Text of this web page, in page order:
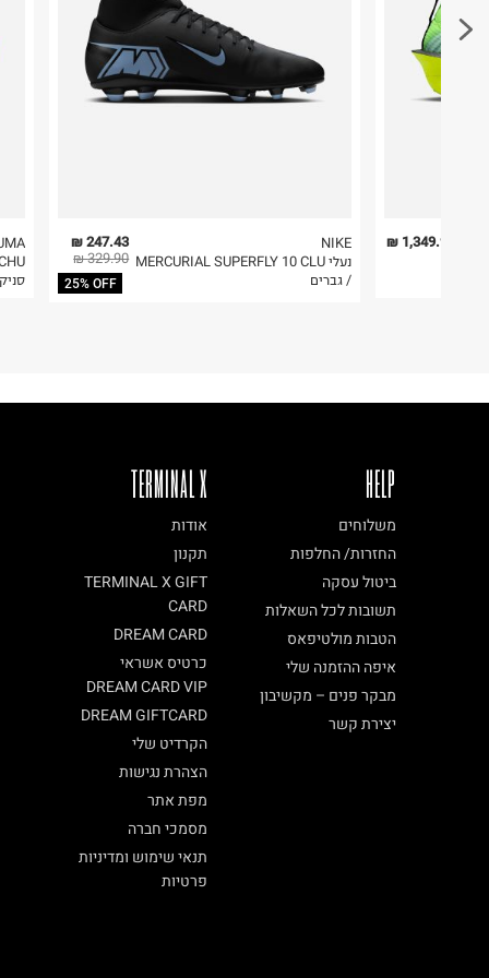
3. מוצרי טיפוח ניתן להחזיר סגורים באריזתם
לייבש הפוך ובצל
אין לייבש במכונת ייבוש
אסור לגהץ
בית פוקס-רח' החרמון
קריית שדה התעופה
ח.פ. 515722536
247.43 ₪
329.90 ₪
25% OFF
NIKE
נעלי MERCURIAL SUPERFLY 10 CLU
/ גברים
1,349.90 ₪
TERMINAL X
אודות
תקנון
TERMINAL X GIFT
CARD
DREAM CARD
כרטיס אשראי
DREAM CARD VIP
DREAM GIFTCARD
הקרדיט שלי
הצהרת נגישות
מפת אתר
מסמכי חברה
תנאי שימוש ומדיניות
פרטיות
HELP
משלוחים
החזרות/ החלפות
ביטול עסקה
תשובות לכל השאלות
הטבות מולטיפאס
איפה ההזמנה שלי
מבקר פנים – מקשיבון
יצירת קשר